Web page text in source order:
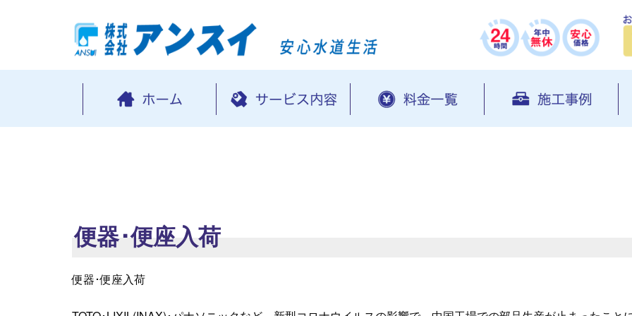
便器･便座入荷
便器･便座入荷